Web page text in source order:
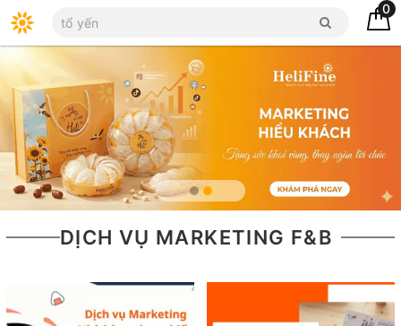
0
DỊCH VỤ MARKETING F&B